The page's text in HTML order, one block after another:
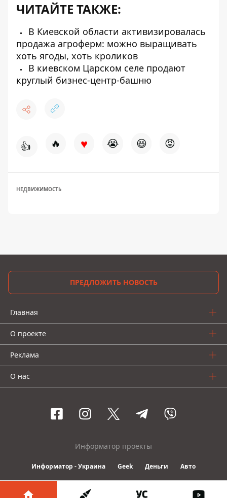
ЧИТАЙТЕ ТАКЖЕ:
В Киевской области активизировалась
продажа агроферм: можно выращивать
хоть ягоды, хоть кроликов
В киевском Царском селе продают
круглый бизнес-центр-башню
👍 🔥 ♥ 😭 😆 😡
НЕДВИЖИМОСТЬ
ПРЕДЛОЖИТЬ НОВОСТЬ
Главная
О проекте
Реклама
О нас
Информатор проекты
Информатор - Украина Geek Деньги Авто
© 2016-2026 Informator